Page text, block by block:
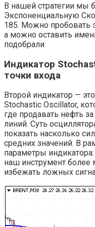
В нашей стратегии мы
Экспоненциальную
185. Можно пробовать
а можно оставить
подобрали.
Индикатор
точки входа
Второй индикатор —
Stochastic Oscillator,
где продавать нефть
линий. Суть
показать насколько
средних значений. В
параметры
наш инструмент
избежать ложных